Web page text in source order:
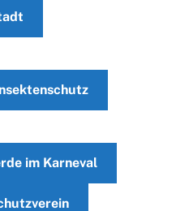
im Karneval